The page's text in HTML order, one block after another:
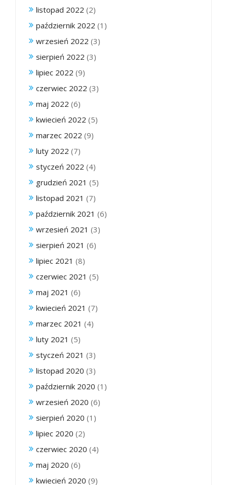
listopad 2022 (2)
październik 2022 (1)
wrzesień 2022 (3)
sierpień 2022 (3)
lipiec 2022 (9)
czerwiec 2022 (3)
maj 2022 (6)
kwiecień 2022 (5)
marzec 2022 (9)
luty 2022 (7)
styczeń 2022 (4)
grudzień 2021 (5)
listopad 2021 (7)
październik 2021 (6)
wrzesień 2021 (3)
sierpień 2021 (6)
lipiec 2021 (8)
czerwiec 2021 (5)
maj 2021 (6)
kwiecień 2021 (7)
marzec 2021 (4)
luty 2021 (5)
styczeń 2021 (3)
listopad 2020 (3)
październik 2020 (1)
wrzesień 2020 (6)
sierpień 2020 (1)
lipiec 2020 (2)
czerwiec 2020 (4)
maj 2020 (6)
kwiecień 2020 (9)